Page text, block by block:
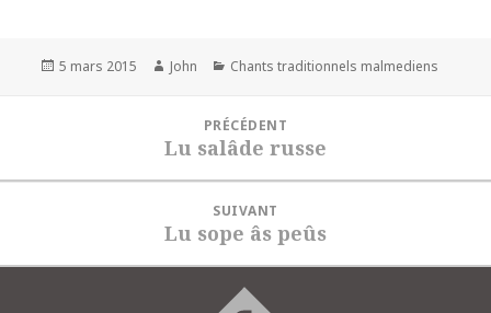
Publié
5 mars 2015 Auteur
John Catégories
Chants traditionnels malmediens
PRÉCÉDENT
Lu salâde russe
SUIVANT
suivant :
Lu sope âs peûs